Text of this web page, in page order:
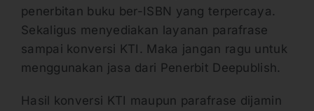
penerbitan buku ber-ISBN yang terpercaya.
Sekaligus menyediakan layanan parafrase
sampai konversi KTI. Maka jangan ragu untuk
menggunakan jasa dari Penerbit Deepublish.
Hasil konversi KTI maupun parafrase dijamin